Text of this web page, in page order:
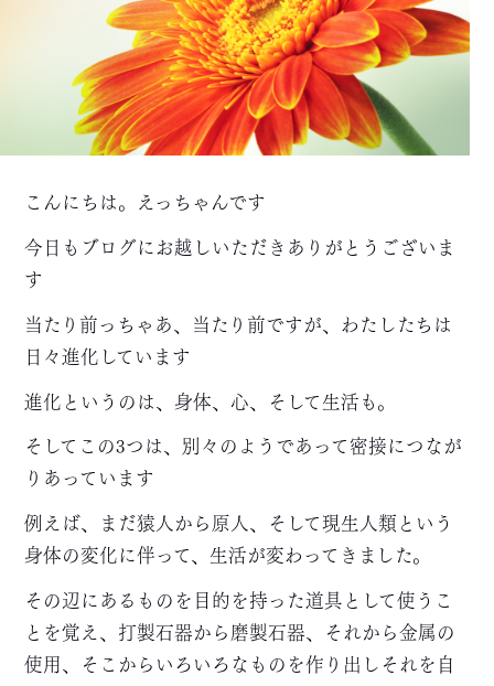
こんにちは。えっちゃんです
今日もブログにお越しいただきありがとうございま
す
当たり前っちゃあ、当たり前ですが、わたしたちは
日々進化しています
進化というのは、身体、心、そして生活も。
そしてこの3つは、別々のようであって密接につなが
りあっています
例えば、まだ猿人から原人、そして現生人類という
身体の変化に伴って、生活が変わってきました。
その辺にあるものを目的を持った道具として使うこ
とを覚え、打製石器から磨製石器、それから金属の
使用、そこからいろいろなものを作り出しそれを自